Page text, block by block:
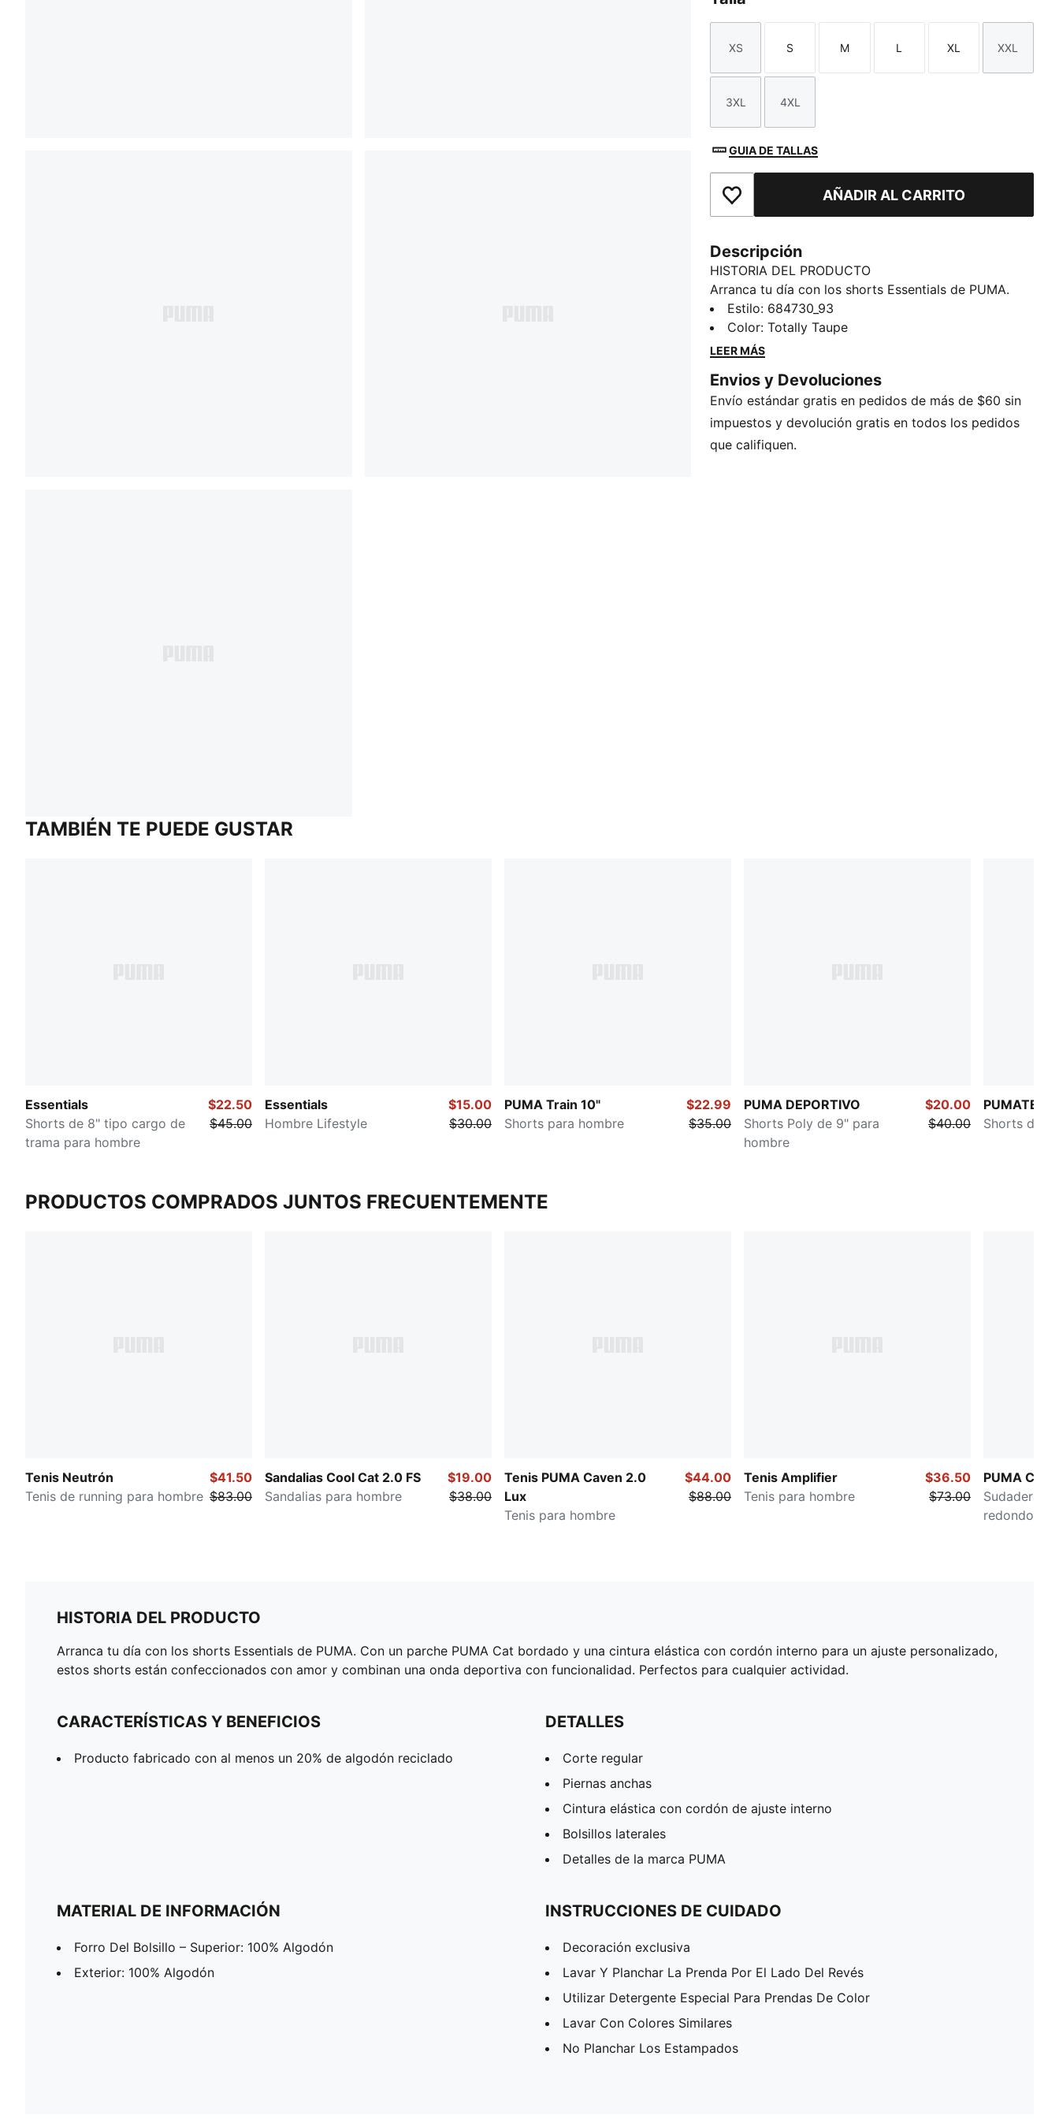
Talla
XS
Talla
S
Talla
M
Talla
L
Talla
XL
Talla
XXL
Talla
3XL
Talla
4XL
GUIA DE TALLAS
Añadir a la lista de deseosAÑADIR AL CARRITO
Descripción
HISTORIA DEL PRODUCTO
Arranca tu día con los shorts Essentials de PUMA.
Con un parche PUMA Cat bordado y una cintura
elástica con cordón interno para un ajuste
personalizado, estos shorts están confeccionados
funcionalidad. Perfectos para cualquier actividad.
CARACTERÍSTICAS Y BENEFICIOS
Producto fabricado con al menos un 20% de algodón
reciclado
Estilo: 684730_93
Color:Totally Taupe
LEER MÁS
Envios y Devoluciones
Envío estándar gratis en pedidos de más de $60 sin
impuestos y devolución gratis en todos los pedidos
que califiquen.
TAMBIÉN TE PUEDE GUSTAR
Essentials
Shorts de 8" tipo cargo de
trama para hombre
$22.50
$45.00
Essentials
Hombre Lifestyle
$15.00
$30.00
PUMA Train 10"
Shorts para hombre
$22.99
$35.00
PUMA DEPORTIVO
Shorts Poly de 9" para
hombre
$20.00
$40.00
PUMATECH
Shorts de
PRODUCTOS COMPRADOS JUNTOS FRECUENTEMENTE
Tenis Neutrón
Tenis de running para hombre
$41.50
$83.00
Sandalias Cool Cat 2.0 FS
Sandalias para hombre
$19.00
$38.00
Tenis PUMA Caven 2.0
Lux
Tenis para hombre
$44.00
$88.00
Tenis Amplifier
Tenis para hombre
$36.50
$73.00
PUMA Class
Sudadera a
redondo
HISTORIA DEL PRODUCTO
Arranca tu día con los shorts Essentials de PUMA. Con un parche PUMA Cat bordado y una cintura elástica con cordón interno para un ajuste personalizado,
estos shorts están confeccionados con amor y combinan una onda deportiva con funcionalidad. Perfectos para cualquier actividad.
CARACTERÍSTICAS Y BENEFICIOS
Producto fabricado con al menos un 20% de algodón reciclado
DETALLES
Corte regular
Piernas anchas
Cintura elástica con cordón de ajuste interno
Bolsillos laterales
Detalles de la marca PUMA
MATERIAL DE INFORMACIÓN
Forro Del Bolsillo – Superior: 100% Algodón
Exterior: 100% Algodón
INSTRUCCIONES DE CUIDADO
Decoración exclusiva
Lavar Y Planchar La Prenda Por El Lado Del Revés
Utilizar Detergente Especial Para Prendas De Color
Lavar Con Colores Similares
No Planchar Los Estampados